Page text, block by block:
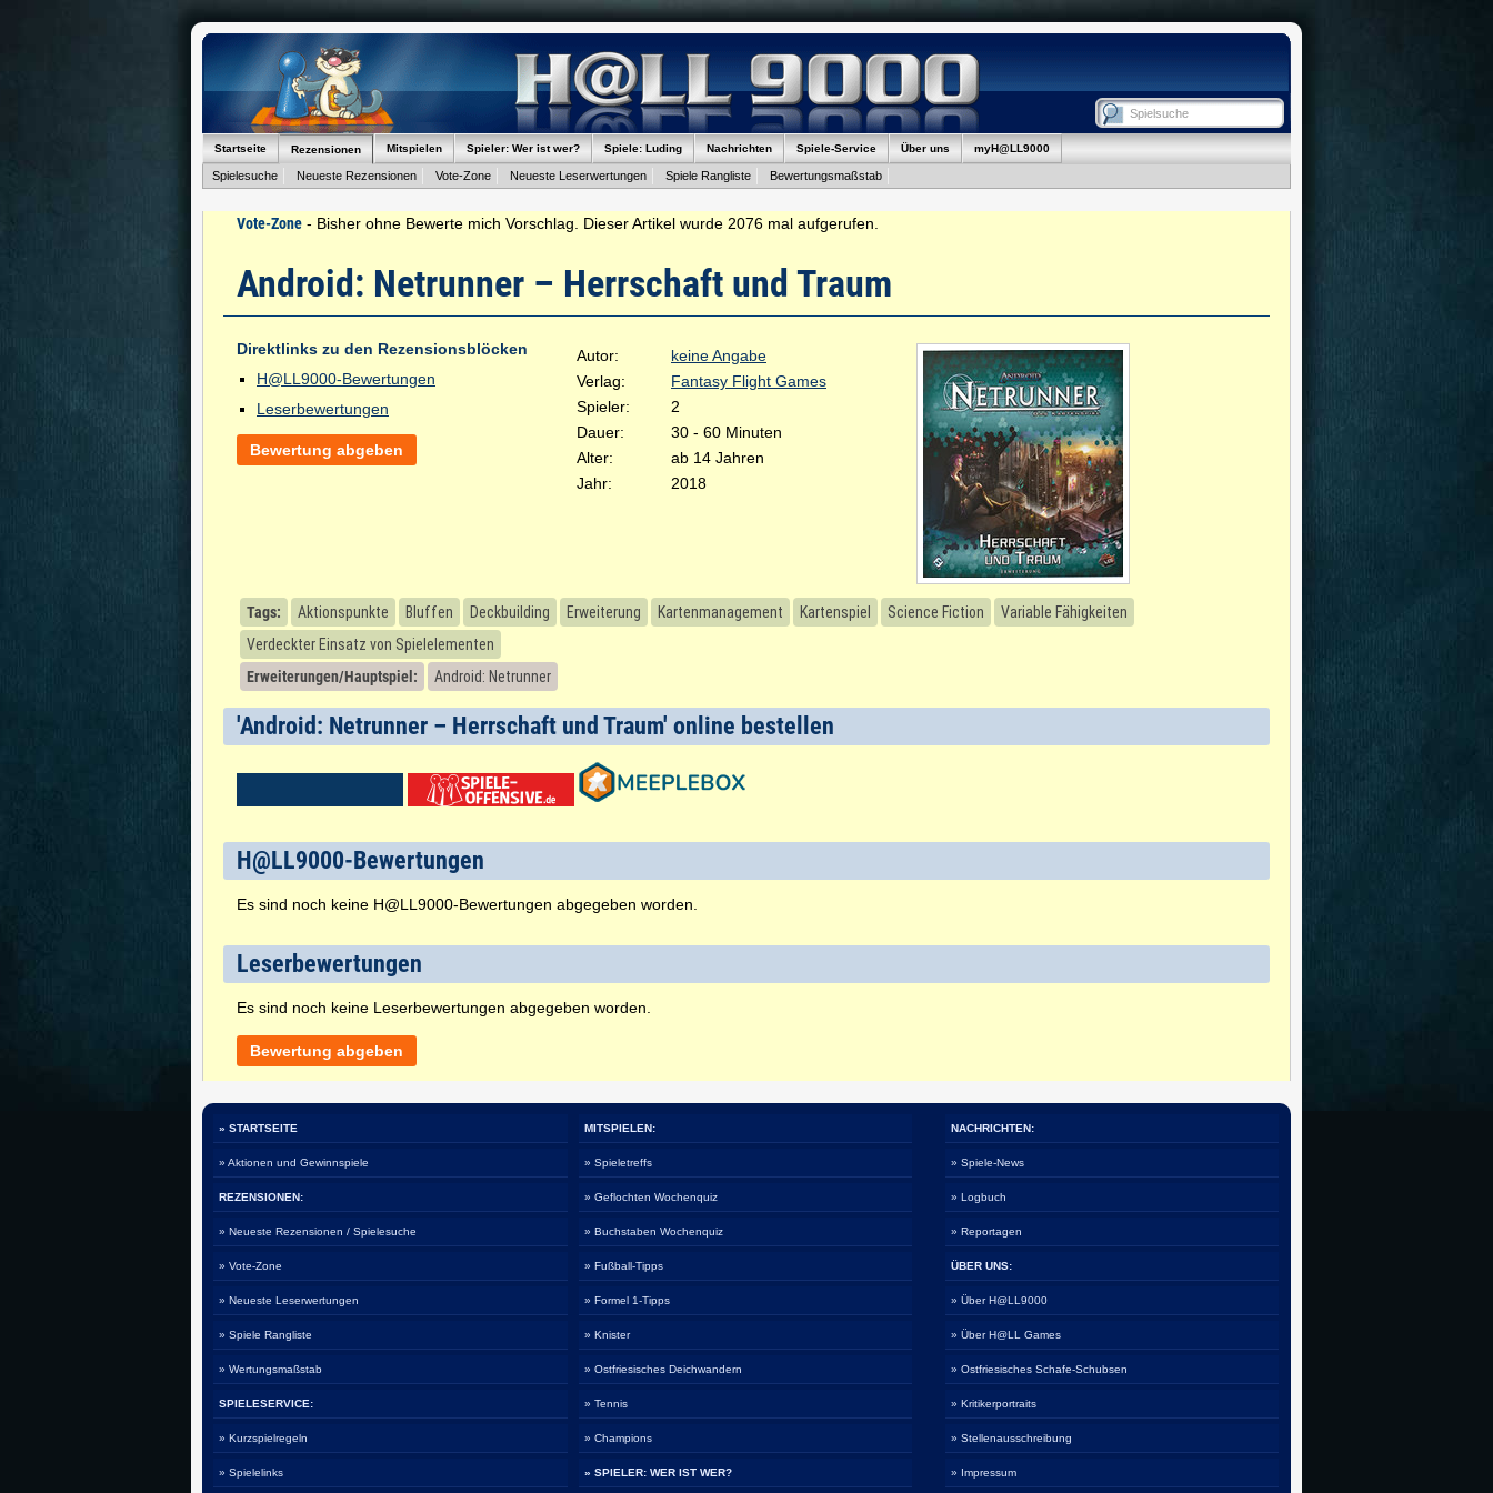
Startseite Rezensionen Mitspielen Spieler: Wer ist wer? Spiele: Luding Nachrichten Spiele-Service Über uns myH@LL9000
Spielesuche Neueste Rezensionen Vote-Zone Neueste Leserwertungen Spiele Rangliste Bewertungsmaßstab
Vote-Zone - Bisher ohne Bewerte mich Vorschlag. Dieser Artikel wurde 2076 mal aufgerufen.
Android: Netrunner – Herrschaft und Traum
Direktlinks zu den Rezensionsblöcken
H@LL9000-Bewertungen
Leserbewertungen
Bewertung abgeben
Autor:
keine Angabe
Verlag:
Fantasy Flight Games
Spieler:
2
Dauer:
30 - 60 Minuten
Alter:
ab 14 Jahren
Jahr:
2018
Tags: Aktionspunkte Bluffen Deckbuilding Erweiterung Kartenmanagement Kartenspiel Science Fiction
Variable Fähigkeiten
Verdeckter Einsatz von Spielelementen
Erweiterungen/Hauptspiel:
Android: Netrunner
'Android: Netrunner – Herrschaft und Traum' online bestellen
H@LL9000-Bewertungen
Es sind noch keine H@LL9000-Bewertungen abgegeben worden.
Leserbewertungen
Es sind noch keine Leserbewertungen abgegeben worden.
Bewertung abgeben
» STARTSEITE
» Aktionen und Gewinnspiele
REZENSIONEN:
» Neueste Rezensionen / Spielesuche
» Vote-Zone
» Neueste Leserwertungen
» Spiele Rangliste
» Wertungsmaßstab
SPIELESERVICE:
» Kurzspielregeln
» Spielelinks
MITSPIELEN:
» Spieletreffs
» Geflochten Wochenquiz
» Buchstaben Wochenquiz
» Fußball-Tipps
» Formel 1-Tipps
» Knister
» Ostfriesisches Deichwandern
» Tennis
» Champions
» SPIELER: WER IST WER?
NACHRICHTEN:
» Spiele-News
» Logbuch
» Reportagen
ÜBER UNS:
» Über H@LL9000
» Über H@LL Games
» Ostfriesisches Schafe-Schubsen
» Kritikerportraits
» Stellenausschreibung
» Impressum